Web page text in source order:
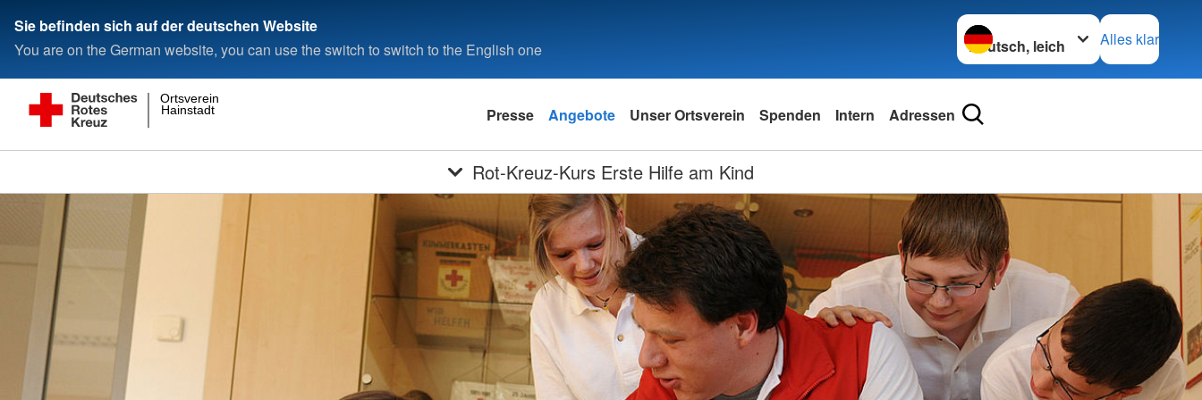
Sie befinden sich auf der deutschen Website
You are on the German website, you can use the switch to switch to the English one
Sprache wechseln zu
Alles klar
Hainstadt
Ortsverein
Presse Angebote Unser Ortsverein Spenden Intern Adressen
Rot-Kreuz-Kurs Erste Hilfe am Kind